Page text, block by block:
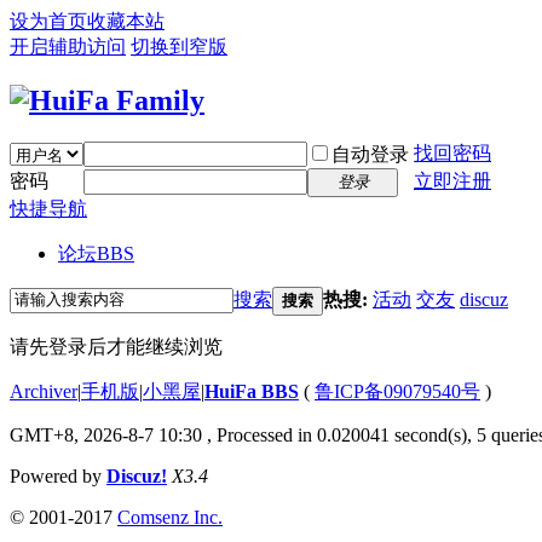
设为首页收藏本站
开启辅助访问 切换到窄版
自动登录 找回密码
密码
登录
立即注册
快捷导航
论坛BBS
搜索 搜索 热搜: 活动 交友 discuz
请先登录后才能继续浏览
Archiver|手机版|小黑屋|HuiFa BBS ( 鲁ICP备09079540号 )
GMT+8, 2026-8-7 10:30 , Processed in 0.020041 second(s), 5
Powered by Discuz! X3.4
© 2001-2017 Comsenz Inc.